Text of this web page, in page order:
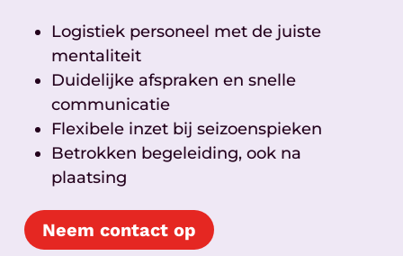
Logistiek personeel met de juiste
mentaliteit
Duidelijke afspraken en snelle
communicatie
Flexibele inzet bij seizoenspieken
Betrokken begeleiding, ook na
plaatsing
Neem contact op